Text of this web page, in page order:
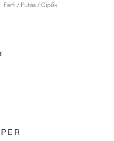
Férfi / Futás / Cipők